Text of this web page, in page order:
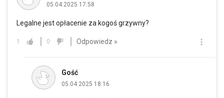
05.04.2025 17:58
Legalne jest opłacenie za kogoś grzywny?
1 0 Odpowiedz »
Gość
05.04.2025 18:16